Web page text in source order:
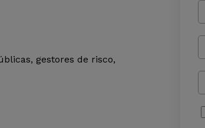
gestores de risco,